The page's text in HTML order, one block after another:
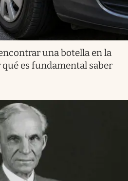
una botella en la
es fundamental saber